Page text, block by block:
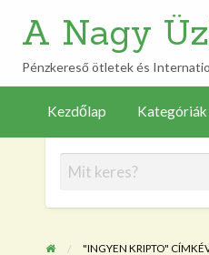
Tagságok
Hirdetési
szabályzat
A Nagy
Pénzkereső ötletek és
Kezdőlap Kategóriák
"INGYEN KRIPTO"